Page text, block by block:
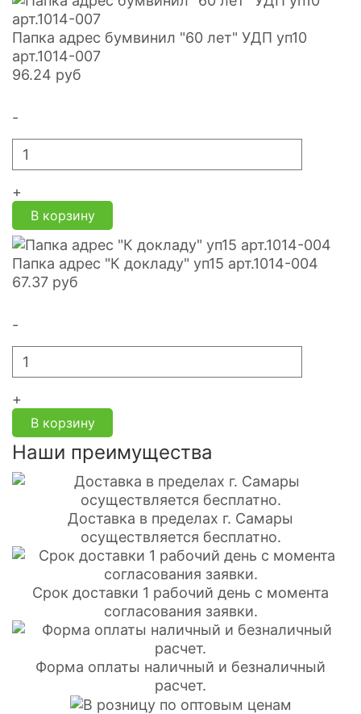
Папка адрес бумвинил "60 лет" УДП уп10
арт.1014-007
96.24 руб
-
+
В корзину
Папка адрес "К докладу" уп15 арт.1014-004
67.37 руб
-
+
В корзину
Наши преимущества
Доставка в пределах г. Самары
осуществляется бесплатно.
Срок доставки 1 рабочий день с момента
согласования заявки.
Форма оплаты наличный и безналичный
расчет.